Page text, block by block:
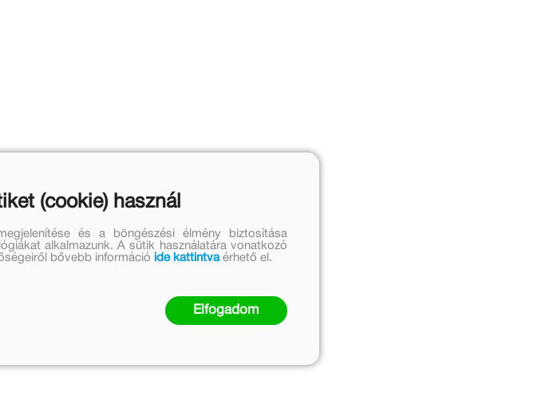
(cookie) használ
és a böngészési élmény biztosítása
alkalmazunk. A sütik használatára vonatkozó
bővebb információ ide kattintvaérhető el.
Elfogadom